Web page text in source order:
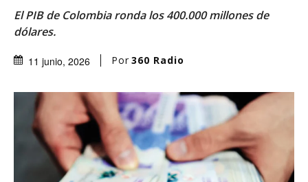
El PIB de Colombia ronda los 400.000 millones de
dólares.
11 junio, 2026 Por 360 Radio